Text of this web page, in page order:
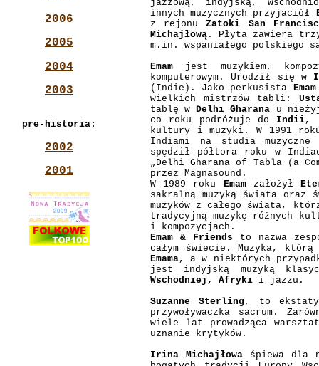
2006
2005
2004
2003
pre-historia:
2002
2001
jazzową, indyjską,
innych muzycznych przyjaciół
z rejonuZatoki San
Michajłową . Płyta zawiera
m.in. wspaniałego polskiego
Emam jest muzykiem,
komputerowym. Urodził się w
(Indie). Jako perkusista Emam
wielkich mistrzów tabli:
tablę wDelhi Gharana u
co roku podróżuje do Indii,
kultury i muzyki. W 1991
Indiami na studia
spędził półtora roku w
„Delhi Gharana of Tabla (a
przez Magnasound.
W 1989 roku Emamzałożył
sakralną muzyką świata oraz
muzyków z całego świata,
tradycyjną muzykę różnych
i kompozycjach.
Emam & Friends to nazwa
całym świecie. Muzyka,
Emama, a w niektórych
jest indyjską muzyką
Wschodniej, Afryki i jazzu.
Suzanne Sterling , to
przywoływaczka sacrum.
wiele lat prowadząca
uznanie krytyków.
Irina Michajłowa śpiewa dla